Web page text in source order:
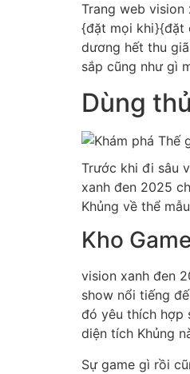
Trang web vision
{đặt mọi khi}{đặt
dương hết thu
sắp cũng như gì
Dùng
Trước khi đi sâu
xanh đen 2025
Khủng về thể
Kho
vision xanh đen
show nổi tiếng
đó yêu thích hợp
diện tích Khủng
Sự game gì rồi